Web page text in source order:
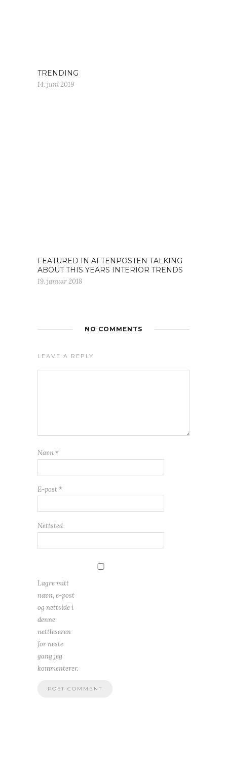
TRENDING
14. juni 2019
FEATURED IN AFTENPOSTEN TALKING
ABOUT THIS YEARS INTERIOR TRENDS
19. januar 2018
NO COMMENTS
LEAVE A REPLY
Navn *
E-post *
Nettsted
Lagre mitt
navn, e-post
og nettside i
denne
nettleseren
for neste
gang jeg
kommenterer.